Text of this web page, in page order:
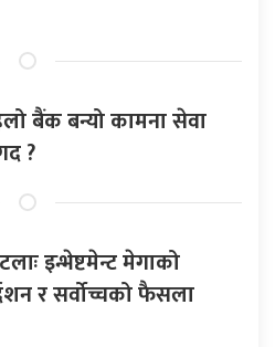
बैंक बन्यो कामना सेवा
?
इन्भेष्टमेन्ट मेगाको
र सर्वोच्चको फैसला